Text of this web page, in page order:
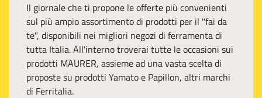
Il giornale che ti propone le offerte più convenienti
sul più ampio assortimento di prodotti per il "fai da
te", disponibili nei migliori negozi di ferramenta di
tutta Italia. All'interno troverai tutte le occasioni sui
prodotti MAURER, assieme ad una vasta scelta di
proposte su prodotti Yamato e Papillon, altri marchi
di Ferritalia.